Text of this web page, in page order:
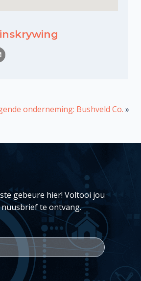
onderneming: Bushveld Co. »
gebeure hier! Voltooi jou
te ontvang.